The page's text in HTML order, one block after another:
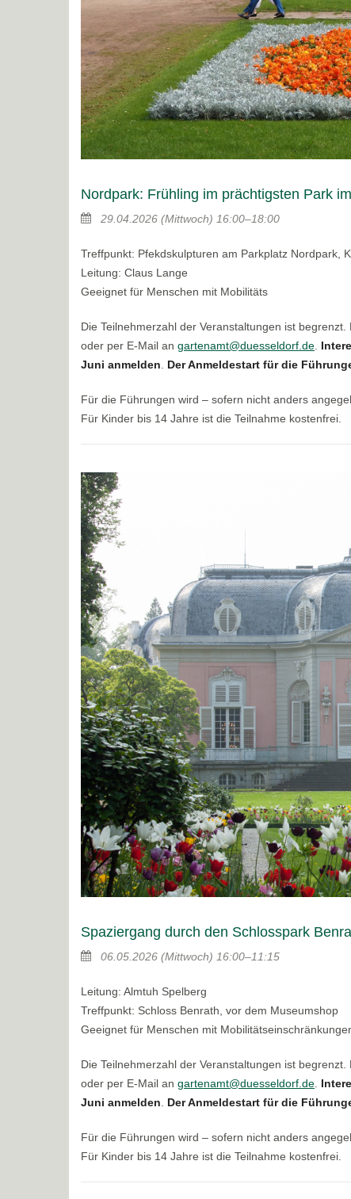
Nordpark: Frühling im prächtigsten Park
29.04.2026 (Mittwoch) 16:00–18:00
Treffpunkt: Pfekdskulpturen am Parkplatz Nordpark,
Leitung: Claus Lange
Geeignet für Menschen mit Mobilitäts
Die Teilnehmerzahl der Veranstaltungen ist
oder per E-Mail an gartenamt@duesseldorf.de
Juni anmelden
Der Anmeldestart für die
Für die Führungen wird – sofern nicht anders
Für Kinder bis 14 Jahre ist die Teilnahme kostenfrei.
Spaziergang durch den Schlosspark
06.05.2026 (Mittwoch) 16:00–11:15
Leitung: Almtuh Spelberg
Treffpunkt: Schloss Benrath, vor dem Museumshop
Geeignet für Menschen mit
Die Teilnehmerzahl der Veranstaltungen ist
oder per E-Mail an gartenamt@duesseldorf.de
Juni anmelden
Der Anmeldestart für die
Für die Führungen wird – sofern nicht anders
Für Kinder bis 14 Jahre ist die Teilnahme kostenfrei.